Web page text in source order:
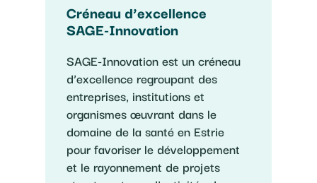
Créneau d’excellence
SAGE-Innovation
SAGE-Innovation est un créneau
d’excellence regroupant des
entreprises, institutions et
organismes œuvrant dans le
domaine de la santé en Estrie
pour favoriser le développement
et le rayonnement de projets